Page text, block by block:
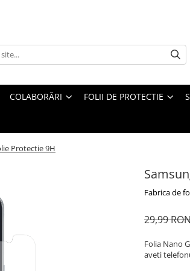
COLABORĂRI FOLII DE PROTECTIE
Protectie 9H
Fabrica de
29,99
Folia Nano
aveti